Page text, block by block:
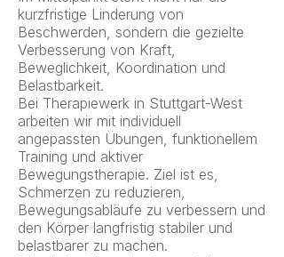
kurzfristige Linderung von
Beschwerden, sondern die gezielte
Verbesserung von Kraft,
Beweglichkeit, Koordination und
Belastbarkeit.
Bei Therapiewerk in Stuttgart-West
arbeiten wir mit individuell
angepassten Übungen, funktionellem
Training und aktiver
Bewegungstherapie. Ziel ist es,
Schmerzen zu reduzieren,
Bewegungsabläufe zu verbessern und
den Körper langfristig stabiler und
belastbarer zu machen.